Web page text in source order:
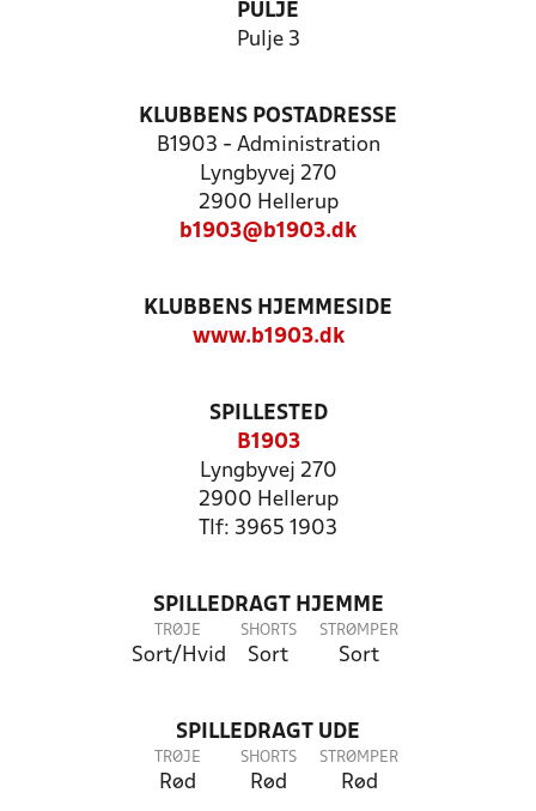
PULJE
Pulje 3
KLUBBENS POSTADRESSE
B1903 - Administration
Lyngbyvej 270
2900 Hellerup
b1903@b1903.dk
KLUBBENS HJEMMESIDE
www.b1903.dk
SPILLESTED
B1903
Lyngbyvej 270
2900 Hellerup
Tlf: 3965 1903
SPILLEDRAGT HJEMME
TRØJE
Sort/Hvid
SHORTS
Sort
STRØMPER
Sort
SPILLEDRAGT UDE
TRØJE
Rød
SHORTS
Rød
STRØMPER
Rød